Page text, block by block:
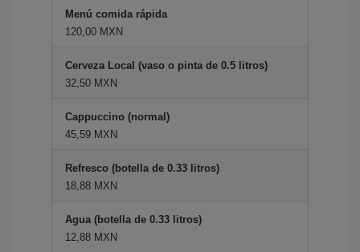
Menú comida rápida
120,00 MXN
Cerveza Local (vaso o pinta de 0.5 litros)
32,50 MXN
Cappuccino (normal)
45,59 MXN
Refresco (botella de 0.33 litros)
18,88 MXN
Agua (botella de 0.33 litros)
12,88 MXN